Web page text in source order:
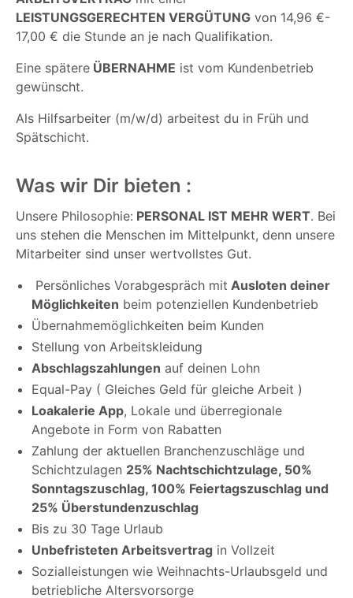
LEISTUNGSGERECHTEN VERGÜTUNG von 14,96 €-
17,00 € die Stunde an je nach Qualifikation.
Eine spätere ÜBERNAHME ist vom Kundenbetrieb
gewünscht.
Als Hilfsarbeiter (m/w/d) arbeitest du in Früh und
Spätschicht.
Was wir Dir bieten :
Unsere Philosophie: PERSONAL IST MEHR WERT. Bei
uns stehen die Menschen im Mittelpunkt, denn unsere
Mitarbeiter sind unser wertvollstes Gut.
Persönliches Vorabgespräch mit Ausloten deiner
Möglichkeiten beim potenziellen Kundenbetrieb
Übernahmemöglichkeiten beim Kunden
Stellung von Arbeitskleidung
Abschlagszahlungen auf deinen Lohn
Equal-Pay ( Gleiches Geld für gleiche Arbeit )
Loakalerie App, Lokale und überregionale
Angebote in Form von Rabatten
Zahlung der aktuellen Branchenzuschläge und
Schichtzulagen 25% Nachtschichtzulage, 50%
Sonntagszuschlag, 100% Feiertagszuschlag und
25% Überstundenzuschlag
Bis zu 30 Tage Urlaub
Unbefristeten Arbeitsvertrag in Vollzeit
Sozialleistungen wie Weihnachts-Urlaubsgeld und
betriebliche Altersvorsorge